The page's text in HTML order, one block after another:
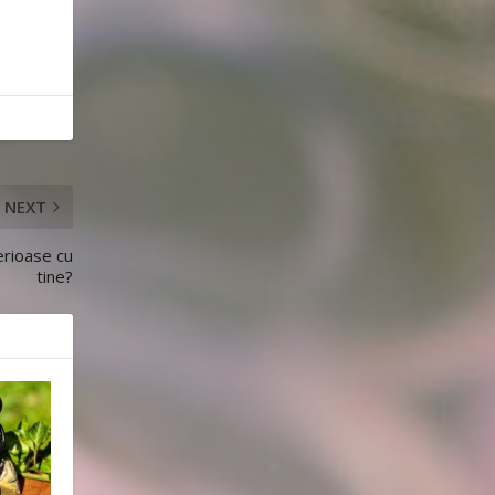
NEXT
cu
tine?